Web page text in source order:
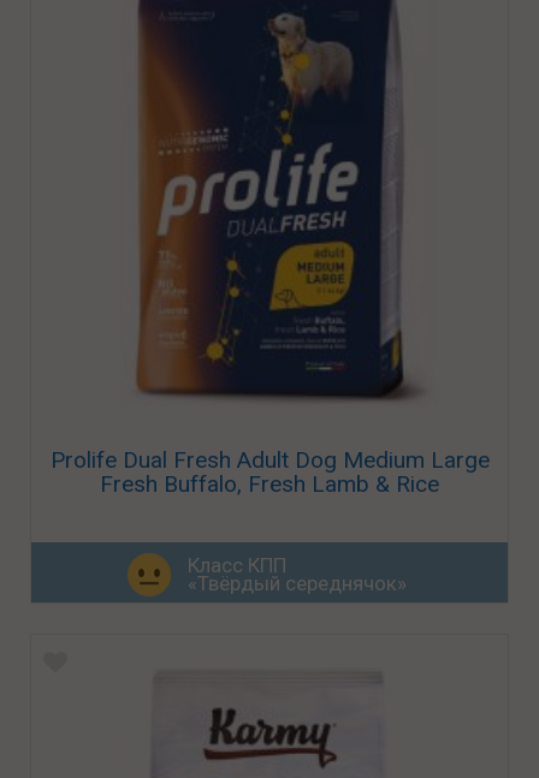
Prolife Dual Fresh Adult Dog Medium Large
Fresh Buffalo, Fresh Lamb & Rice
Класс КПП
«Твёрдый середнячок»